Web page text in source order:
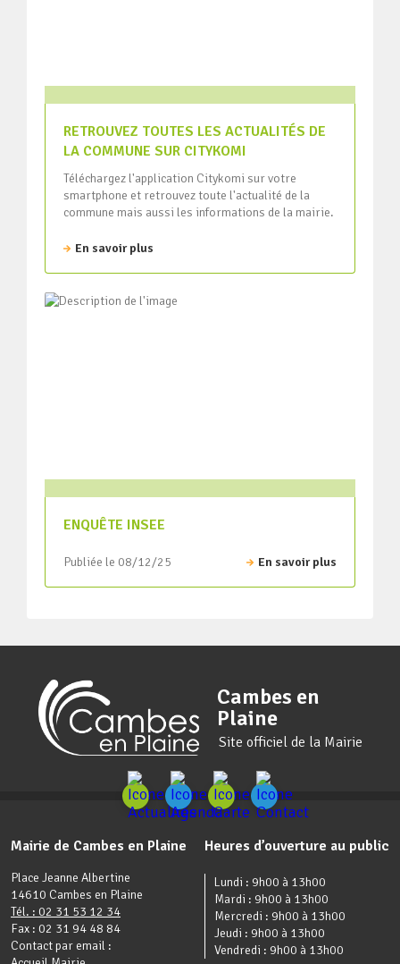
RETROUVEZ TOUTES LES ACTUALITÉS DE
LA COMMUNE SUR CITYKOMI
Téléchargez l'application Citykomi sur votre
smartphone et retrouvez toute l'actualité de la
commune mais aussi les informations de la mairie.
En savoir plus
ENQUÊTE INSEE
Publiée le 08/12/25 En savoir plus
Cambes en
Plaine
Site officiel de la Mairie
Mairie de Cambes en Plaine
Place Jeanne Albertine
14610 Cambes en Plaine
Tél. : 02 31 53 12 34
Fax : 02 31 94 48 84
Contact par email :
Heures d’ouverture au public
Lundi : 9h00 à 13h00
Mardi : 9h00 à 13h00
Mercredi : 9h00 à 13h00
Jeudi : 9h00 à 13h00
Vendredi : 9h00 à 13h00